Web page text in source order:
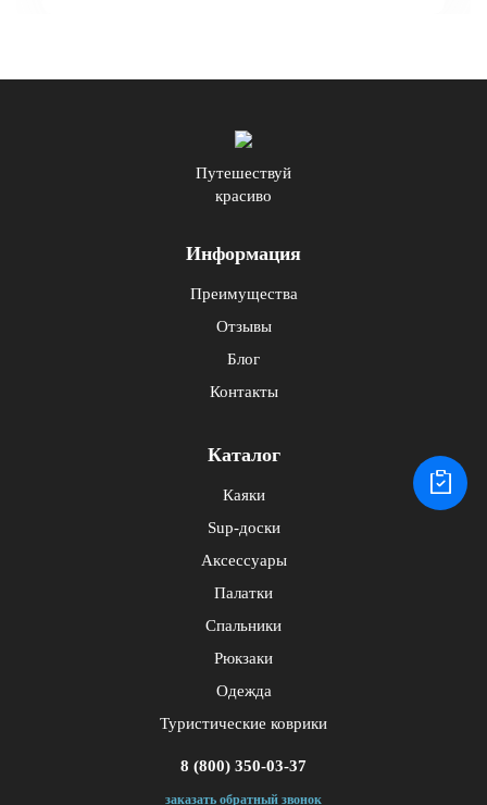
Путешествуй
красиво
Информация
Преимущества
Отзывы
Блог
Контакты
Каталог
Каяки
Sup-доски
Аксессуары
Палатки
Спальники
Рюкзаки
Одежда
Туристические коврики
8 (800) 350-03-37
заказать обратный звонок